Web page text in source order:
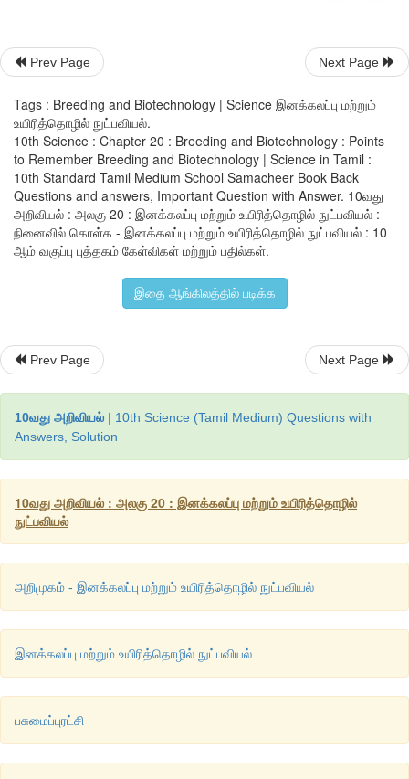
Prev Page Next Page
Tags : Breeding and Biotechnology | Science இனக்கலப்பு மற்றும்
உயிரித்தொழில் நுட்பவியல்.
10th Science : Chapter 20 : Breeding and Biotechnology : Points
to Remember Breeding and Biotechnology | Science in Tamil :
10th Standard Tamil Medium School Samacheer Book Back
Questions and answers, Important Question with Answer. 10வது
அறிவியல் : அலகு 20 : இனக்கலப்பு மற்றும் உயிரித்தொழில் நுட்பவியல் :
நினைவில் கொள்க - இனக்கலப்பு மற்றும் உயிரித்தொழில் நுட்பவியல் : 10
ஆம் வகுப்பு புத்தகம் கேள்விகள் மற்றும் பதில்கள்.
இதை ஆங்கிலத்தில் படிக்க
Prev Page Next Page
10வது அறிவியல் | 10th Science (Tamil Medium) Questions with
Answers, Solution
10வது அறிவியல் : அலகு 20 : இனக்கலப்பு மற்றும் உயிரித்தொழில்
நுட்பவியல்
அறிமுகம் - இனக்கலப்பு மற்றும் உயிரித்தொழில் நுட்பவியல்
இனக்கலப்பு மற்றும் உயிரித்தொழில் நுட்பவியல்
பசுமைப்புரட்சி